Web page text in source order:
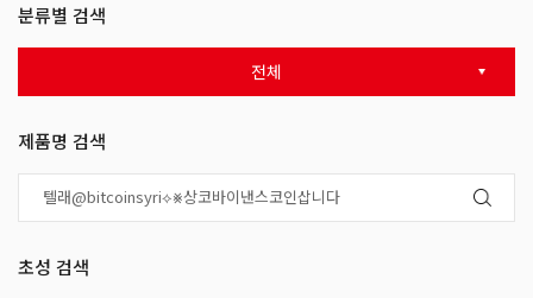
분류별 검색
전체
제품명 검색
초성 검색